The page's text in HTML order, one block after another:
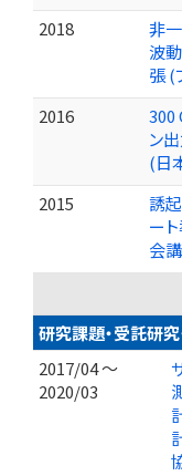
2018
非
波
張 (
2016
300
ン
(日
2015
誘
ー
会
研究課題・受託研究
2017/04 ～
2020/03